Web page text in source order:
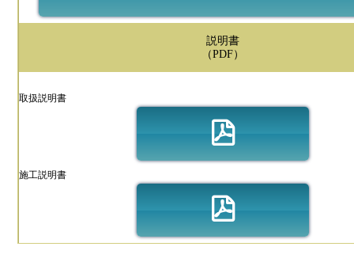
説明書
（PDF）
取扱説明書
施工説明書